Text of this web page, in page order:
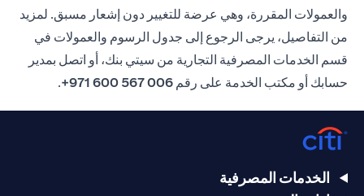
والعمولات المقررة، وهي عرضة للتغيير دون إشعار مسبق. لمزيد
من التفاصيل، يرجى الرجوع إلى جدول الرسوم والعمولات في
قسم الخدمات المصرفية التجارية من سيتي بنك، أو اتصل بمدير
حسابك أو مكتب الخدمة على رقم 006 567 600 971+
.
الخدمات المصرفية